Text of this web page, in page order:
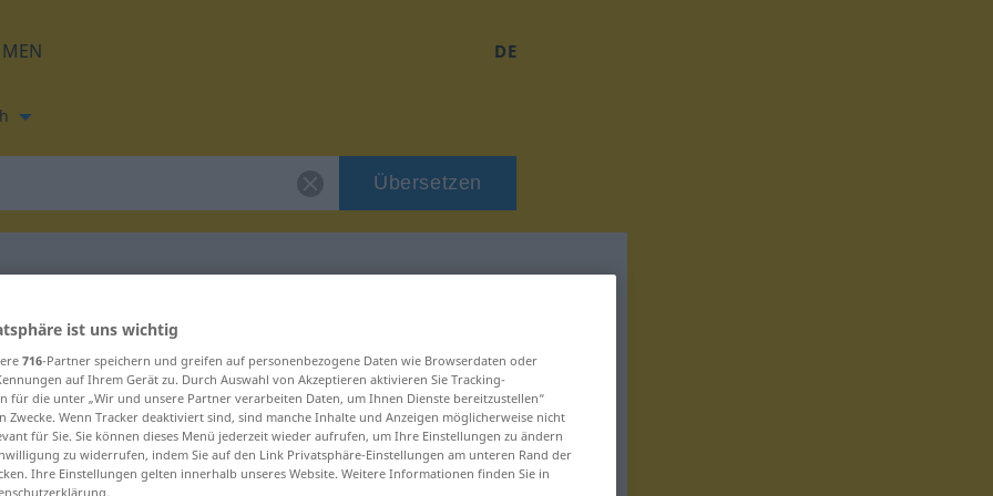
DE
Übersetzen
für "vakle"
ist uns wichtig
716-Partner speichern und greifen auf personenbezogene Daten wie Browserdaten oder
auf Ihrem Gerät zu. Durch Auswahl von Akzeptieren aktivieren Sie Tracking-
für die unter „Wir und unsere Partner verarbeiten Daten, um Ihnen Dienste bereitzustellen“
Zwecke. Wenn Tracker deaktiviert sind, sind manche Inhalte und Anzeigen möglicherweise nicht
für Sie. Sie können dieses Menü jederzeit wieder aufrufen, um Ihre Einstellungen zu ändern
zu widerrufen, indem Sie auf den Link Privatsphäre-Einstellungen am unteren Rand der
Ihre Einstellungen gelten innerhalb unseres Website. Weitere Informationen finden Sie in